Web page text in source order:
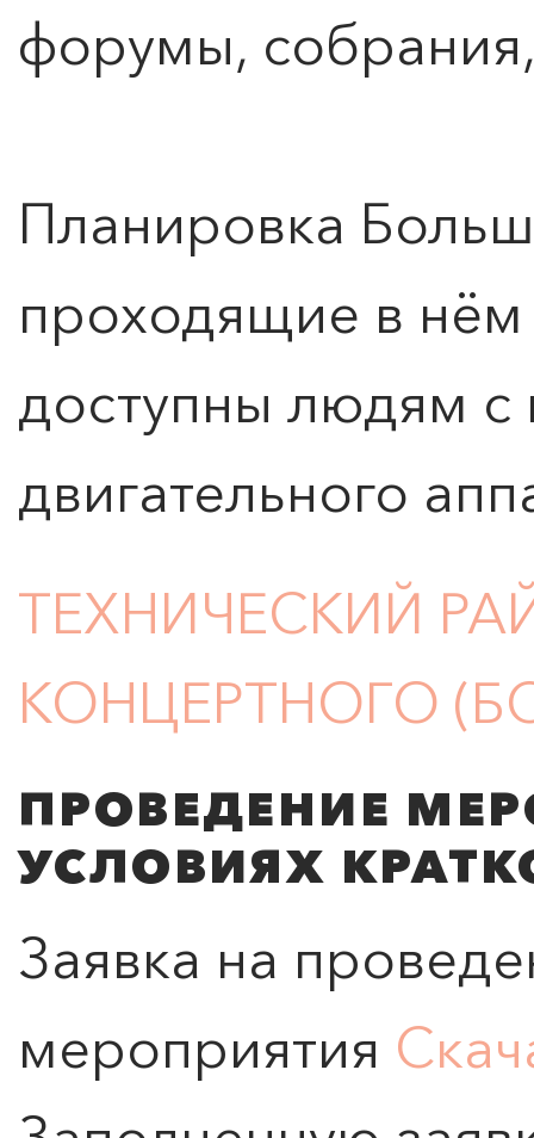
ПОИСК ПО МЕРОПРИЯТИЯМ
форумы,
Планировка
проходящие в
доступны людям
двигательного
ТЕХНИЧЕСКИЙ
КОНЦЕРТНОГО
ПРОВЕДЕНИЕ
УСЛОВИЯХ
Заявка на
мероприятия